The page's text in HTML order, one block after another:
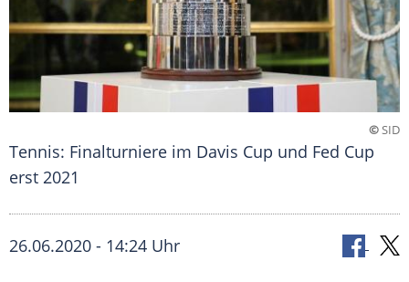
©SID
Tennis: Finalturniere im Davis Cup und Fed Cup
erst 2021
26.06.2020 - 14:24 Uhr